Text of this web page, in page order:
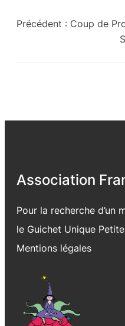
Précédent : Coup de
Association
Pour la recherche d’un
le Guichet Unique
Mentions légales